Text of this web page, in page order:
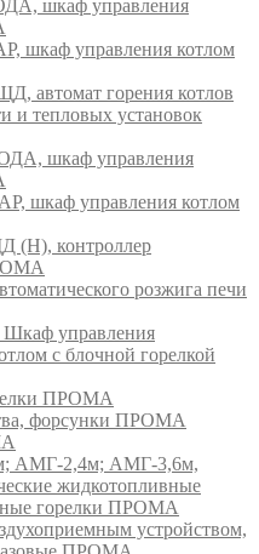
шкаф управления
шкаф управления котлом
горения котлов
и тепловых установок
шкаф управления
шкаф управления котлом
контроллер
розжига печи
управления
с блочной горелкой
ПРОМА
форсунки ПРОМА
АМГ-2,4м; АМГ-3,6м,
жидкотопливные
горелки ПРОМА
устройством,